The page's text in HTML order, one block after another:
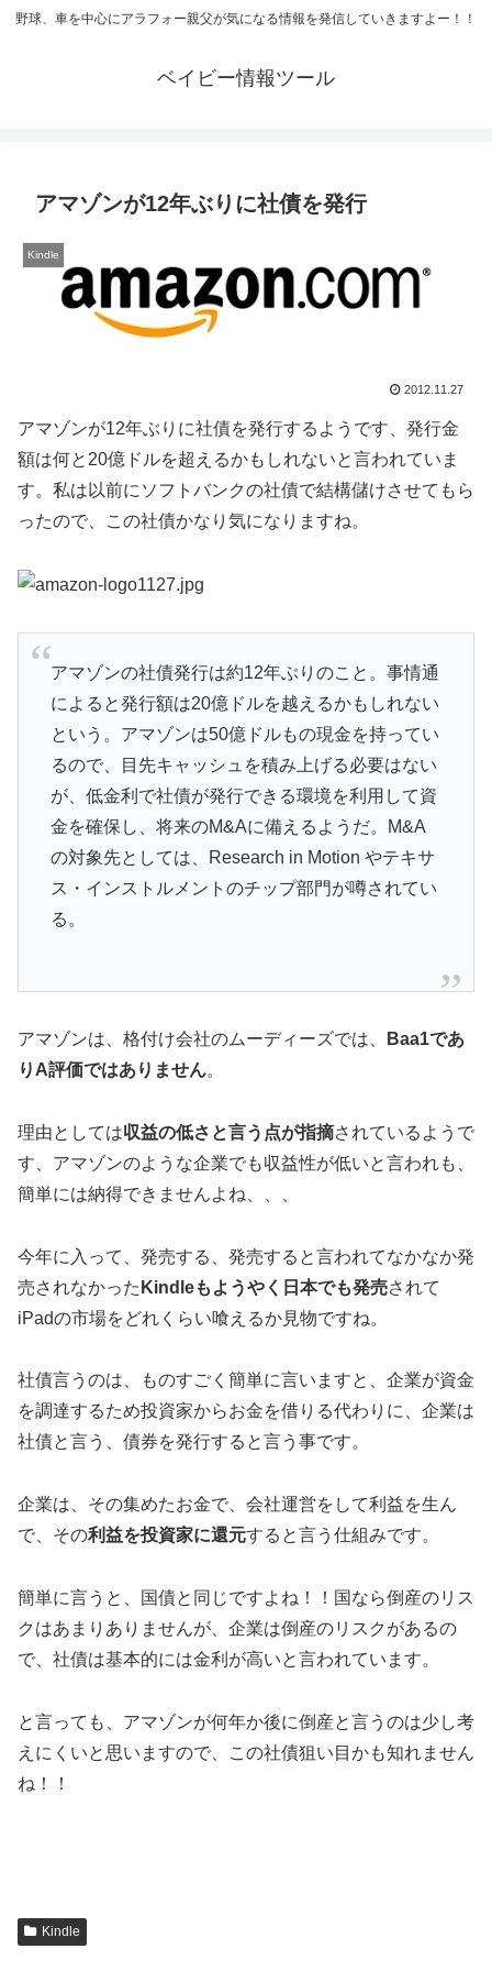
野球、車を中心にアラフォー親父が気になる情報を発信していきますよー！！
ベイビー情報ツール
アマゾンが12年ぶりに社債を発行
Kindle
2012.11.27
アマゾンが12年ぶりに社債を発行するようです、発行金
額は何と20億ドルを超えるかもしれないと言われていま
す。私は以前にソフトバンクの社債で結構儲けさせてもら
ったので、この社債かなり気になりますね。
アマゾンの社債発行は約12年ぶりのこと。事情通
によると発行額は20億ドルを越えるかもしれない
という。アマゾンは50億ドルもの現金を持ってい
るので、目先キャッシュを積み上げる必要はない
が、低金利で社債が発行できる環境を利用して資
金を確保し、将来のM&Aに備えるようだ。M&A
の対象先としては、Research in Motion やテキサ
ス・インストルメントのチップ部門が噂されてい
る。
アマゾンは、格付け会社のムーディーズでは、
Baa1であ
りA評価ではありません。
理由としては収益の低さと言う点が指摘されているようで
す、アマゾンのような企業でも収益性が低いと言われも、
簡単には納得できませんよね、、、
今年に入って、発売する、発売すると言われてなかなか発
売されなかった Kindleもようやく日本でも発売されて
iPadの市場をどれくらい喰えるか見物ですね。
社債言うのは、ものすごく簡単に言いますと、企業が資金
を調達するため投資家からお金を借りる代わりに、企業は
社債と言う、債券を発行すると言う事です。
企業は、その集めたお金で、会社運営をして利益を生ん
で、その利益を投資家に還元すると言う仕組みです。
簡単に言うと、国債と同じですよね！！国なら倒産のリス
クはあまりありませんが、企業は倒産のリスクがあるの
で、社債は基本的には金利が高いと言われています。
と言っても、アマゾンが何年か後に倒産と言うのは少し考
えにくいと思いますので、この社債狙い目かも知れません
ね！！
Kindle